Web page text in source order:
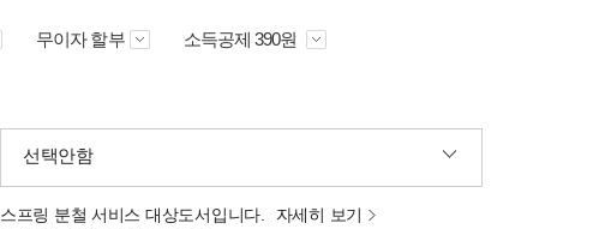
무이자 할부 소득공제 390원
선택안함
스프링 분철 서비스 대상도서입니다.
자세히 보기